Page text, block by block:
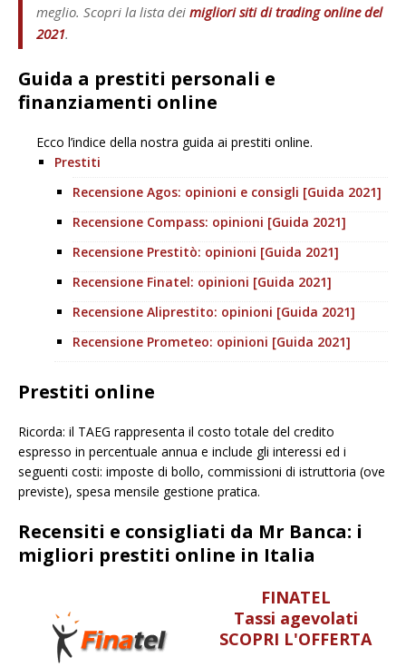
meglio. Scopri la lista dei migliori siti di trading online del
2021.
Guida a prestiti personali e
finanziamenti online
Ecco l’indice della nostra guida ai prestiti online.
Prestiti
Recensione Agos: opinioni e consigli [Guida 2021]
Recensione Compass: opinioni [Guida 2021]
Recensione Prestitò: opinioni [Guida 2021]
Recensione Finatel: opinioni [Guida 2021]
Recensione Aliprestito: opinioni [Guida 2021]
Recensione Prometeo: opinioni [Guida 2021]
Prestiti online
Ricorda: il TAEG rappresenta il costo totale del credito
espresso in percentuale annua e include gli interessi ed i
seguenti costi: imposte di bollo, commissioni di istruttoria (ove
previste), spesa mensile gestione pratica.
Recensiti e consigliati da Mr Banca: i
migliori prestiti online in Italia
FINATEL
Tassi agevolati
SCOPRI L'OFFERTA